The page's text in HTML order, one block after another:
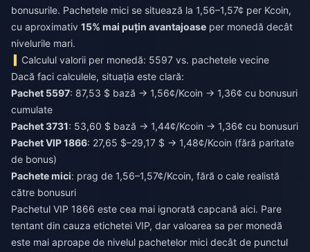
bonusurile. Pachetele mici se situează la 1,56–1,57¢ per Kcoin,
cu aproximativ 15% mai puțin avantajoase per monedă decât
nivelurile mari.
Calculul valorii per monedă: 5597 vs. pachetele vecine
Dacă faci calculele, situația este clară:
Pachet 5597: 87,53 $ bază → 1,56¢/Kcoin → 1,36¢ cu bonusuri
cumulate
Pachet 3731: 53,60 $ bază → 1,44¢/Kcoin → 1,36¢ cu bonusuri
Pachet VIP 1866: 27,65 $–29,17 $ → 1,48¢/Kcoin (fără paritate
de bonus)
Pachete mici: prag de 1,56–1,57¢/Kcoin, fără o cale realistă
către bonusuri
Pachetul VIP 1866 este cea mai ignorată capcană aici. Pare
tentant din cauza etichetei VIP, dar valoarea sa per monedă
este mai aproape de nivelul pachetelor mici decât de punctul